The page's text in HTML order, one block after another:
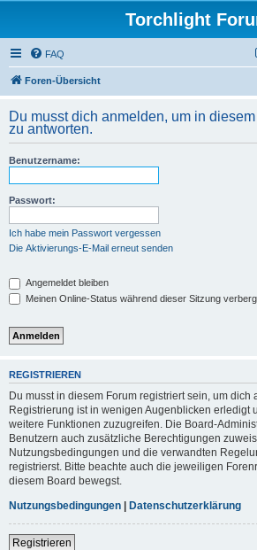
Torchlight
FAQ
Foren-Übersicht
Du musst dich anmelden, um in
zu antworten.
Benutzername:
Passwort:
Ich habe mein Passwort vergessen
Die Aktivierungs-E-Mail erneut senden
Angemeldet bleiben
Meinen Online-Status während dieser Sitzung
REGISTRIEREN
Du musst in diesem Forum registriert sein, um dich
Registrierung ist in wenigen Augenblicken erledigt
weitere Funktionen zuzugreifen. Die Board-
Benutzern auch zusätzliche Berechtigungen
Nutzungsbedingungen und die verwandten
registrierst. Bitte beachte auch die jeweiligen
diesem Board bewegst.
Nutzungsbedingungen | Datenschutzerklärung
Registrieren